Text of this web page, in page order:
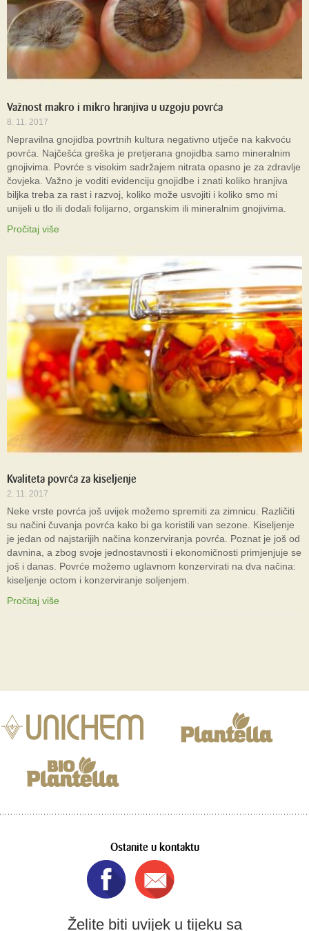
Važnost makro i mikro hranjiva u uzgoju povrća
8. 11. 2017
Nepravilna gnojidba povrtnih kultura negativno utječe na kakvoću
povrća. Najčešća greška je pretjerana gnojidba samo mineralnim
gnojivima. Povrće s visokim sadržajem nitrata opasno je za zdravlje
čovjeka. Važno je voditi evidenciju gnojidbe i znati koliko hranjiva
biljka treba za rast i razvoj, koliko može usvojiti i koliko smo mi
unijeli u tlo ili dodali folijarno, organskim ili mineralnim gnojivima.
Pročitaj više
Kvaliteta povrća za kiseljenje
2. 11. 2017
Neke vrste povrća još uvijek možemo spremiti za zimnicu. Različiti
su načini čuvanja povrća kako bi ga koristili van sezone. Kiseljenje
je jedan od najstarijih načina konzerviranja povrća. Poznat je još od
davnina, a zbog svoje jednostavnosti i ekonomičnosti primjenjuje se
još i danas. Povrće možemo uglavnom konzervirati na dva načina:
kiseljenje octom i konzerviranje soljenjem.
Pročitaj više
Ostanite u kontaktu
Želite biti uvijek u tijeku sa